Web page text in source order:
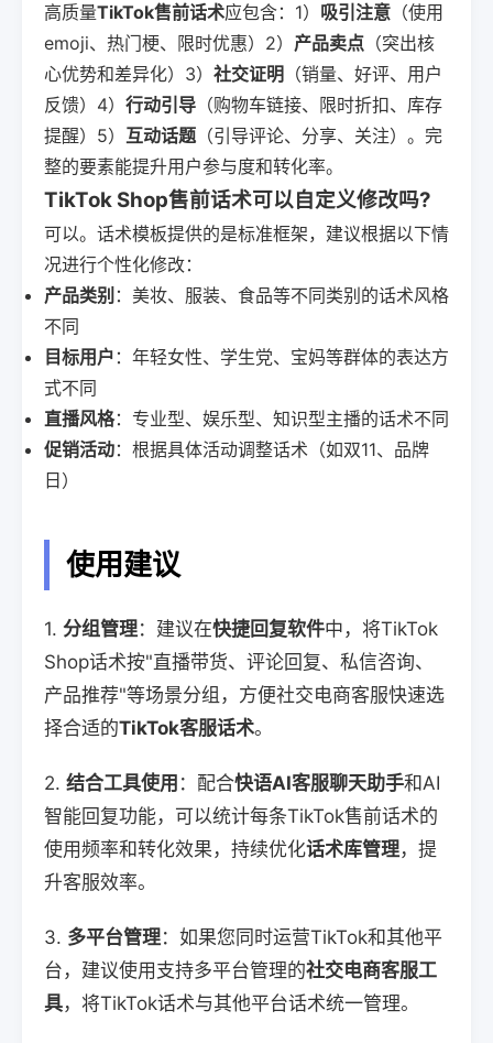
高质量TikTok售前话术应包含：1） 吸引注意 （使用
emoji、热门梗、限时优惠）2） 产品卖点 （突出核
心优势和差异化）3） 社交证明 （销量、好评、用户
反馈）4） 行动引导 （购物车链接、限时折扣、库存
提醒）5） 互动话题（引导评论、分享、关注）。完
整的要素能提升用户参与度和转化率。
TikTok Shop售前话术可以自定义修改吗?
可以。话术模板提供的是标准框架，建议根据以下情
况进行个性化修改：
产品类别 ：美妆、服装、食品等不同类别的话术风格
不同
目标用户 ：年轻女性、学生党、宝妈等群体的表达方
式不同
直播风格：专业型、娱乐型、知识型主播的话术不同
促销活动：根据具体活动调整话术（如双11、品牌
日）
使用建议
1. 分组管理：建议在快捷回复软件中，将TikTok
Shop话术按"直播带货、评论回复、私信咨询、
产品推荐"等场景分组，方便社交电商客服快速选
择合适的TikTok客服话术。
2. 结合工具使用 ：配合快语AI客服聊天助手和AI
智能回复功能，可以统计每条TikTok售前话术的
使用频率和转化效果，持续优化话术库管理，提
升客服效率。
3. 多平台管理：如果您同时运营TikTok和其他平
台，建议使用支持多平台管理的社交电商客服工
具，将TikTok话术与其他平台话术统一管理。